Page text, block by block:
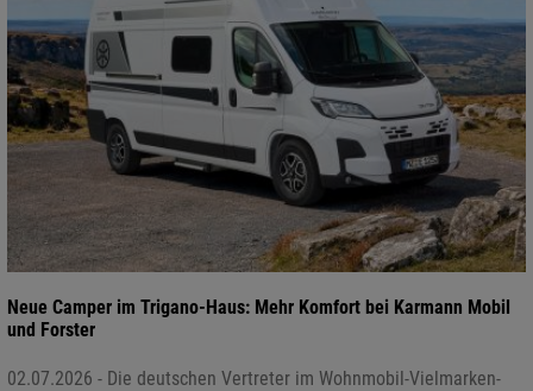
Neue Camper im Trigano-Haus: Mehr Komfort bei Karmann Mobil
und Forster
02.07.2026 - Die deutschen Vertreter im Wohnmobil-Vielmarken-